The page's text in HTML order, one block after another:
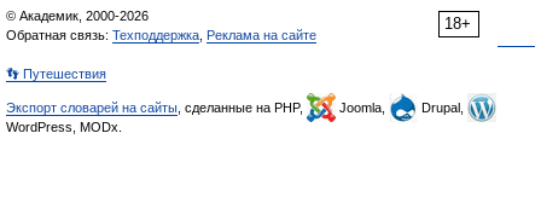
18+
© Академик, 2000-2026
Обратная связь: Техподдержка Реклама на сайте
👣 Путешествия
Экспорт словарей на сайты , сделанные на PHP, Joomla,
Drupal,
WordPress, MODx.